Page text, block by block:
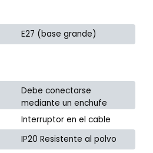
E27 (base grande)
Debe conectarse
mediante un enchufe
Interruptor en el cable
IP20 Resistente al polvo